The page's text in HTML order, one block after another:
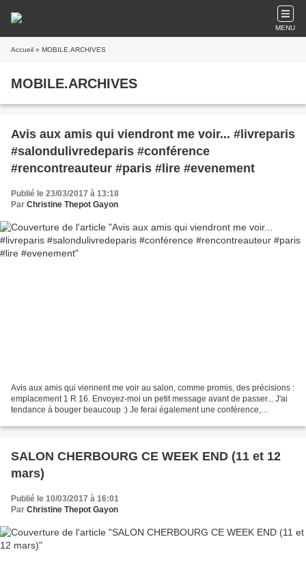
MENU
Accueil » MOBILE.ARCHIVES
MOBILE.ARCHIVES
Avis aux amis qui viendront me voir... #livreparis
#salondulivredeparis #conférence
#rencontreauteur #paris #lire #evenement
Publié le 23/03/2017 à 13:18
Par Christine Thepot Gayon
Avis aux amis qui viennent me voir au salon, comme promis, des précisions :
emplacement 1 R 16. Envoyez-moi un petit message avant de passer... J'ai
tendance à bouger beaucoup :) Je ferai également une conférence,
SALON CHERBOURG CE WEEK END (11 et 12
mars)
Publié le 10/03/2017 à 16:01
Par Christine Thepot Gayon